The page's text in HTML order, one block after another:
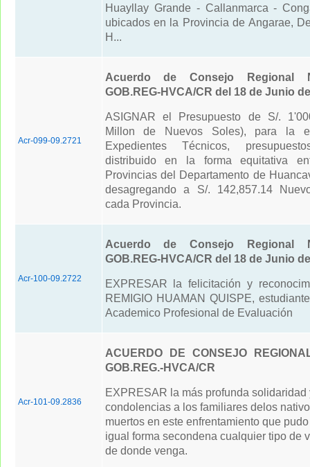
Huayllay Grande - Callanmarca -
ubicados en la Provincia de Angarae,
H...
Acr-099-09.2721
Acuerdo de Consejo Regional
GOB.REG-HVCA/CR del 18 de Junio
ASIGNAR el Presupuesto de S/.
Millon de Nuevos Soles), para la
Expedientes Técnicos,
distribuido en la forma equitativa
Provincias del Departamento de
desagregando a S/. 142,857.14
cada Provincia.
Acr-100-09.2722
Acuerdo de Consejo Regional
GOB.REG-HVCA/CR del 18 de Junio
EXPRESAR la felicitación y
REMIGIO HUAMAN QUISPE,
Academico Profesional de Evaluación
Acr-101-09.2836
ACUERDO DE CONSEJO
GOB.REG.-HVCA/CR
EXPRESAR la más profunda solidaridad
condolencias a los familiares delos
muertos en este enfrentamiento que
igual forma secondena cualquier tipo de
de donde venga.